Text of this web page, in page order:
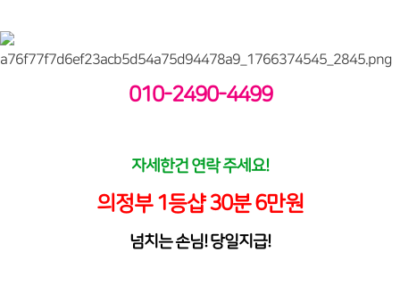
010-2490-4499
자세한건 연락 주세요!
의정부 1등샵 30분 6만원
넘치는 손님! 당일지급!